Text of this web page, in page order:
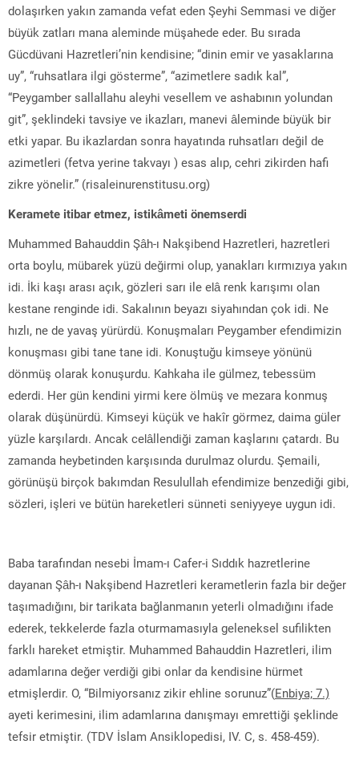
dolaşırken yakın zamanda vefat eden Şeyhi Semmasi ve diğer
büyük zatları mana aleminde müşahede eder. Bu sırada
Gücdüvani Hazretleri’nin kendisine; “dinin emir ve yasaklarına
uy”, “ruhsatlara ilgi gösterme”, “azimetlere sadık kal”,
“Peygamber sallallahu aleyhi vesellem ve ashabının yolundan
git”, şeklindeki tavsiye ve ikazları, manevi âleminde büyük bir
etki yapar. Bu ikazlardan sonra hayatında ruhsatları değil de
azimetleri (fetva yerine takvayı ) esas alıp, cehri zikirden hafi
zikre yönelir.” (risaleinurenstitusu.org)
Keramete itibar etmez, istikâmeti önemserdi
Muhammed Bahauddin Şâh-ı Nakşibend Hazretleri, hazretleri
orta boylu, mübarek yüzü değirmi olup, yanakları kırmızıya yakın
idi. İki kaşı arası açık, gözleri sarı ile elâ renk karışımı olan
kestane renginde idi. Sakalının beyazı siyahından çok idi. Ne
hızlı, ne de yavaş yürürdü. Konuşmaları Peygamber efendimizin
konuşması gibi tane tane idi. Konuştuğu kimseye yönünü
dönmüş olarak konuşurdu. Kahkaha ile gülmez, tebessüm
ederdi. Her gün kendini yirmi kere ölmüş ve mezara konmuş
olarak düşünürdü. Kimseyi küçük ve hakîr görmez, daima güler
yüzle karşılardı. Ancak celâllendiği zaman kaşlarını çatardı. Bu
zamanda heybetinden karşısında durulmaz olurdu. Şemaili,
görünüşü birçok bakımdan Resulullah efendimize benzediği gibi,
sözleri, işleri ve bütün hareketleri sünneti seniyyeye uygun idi.
Baba tarafından nesebi İmam-ı Cafer-i Sıddık hazretlerine
dayanan Şâh-ı Nakşibend Hazretleri kerametlerin fazla bir değer
taşımadığını, bir tarikata bağlanmanın yeterli olmadığını ifade
ederek, tekkelerde fazla oturmamasıyla geleneksel sufilikten
farklı hareket etmiştir. Muhammed Bahauddin Hazretleri, ilim
adamlarına değer verdiği gibi onlar da kendisine hürmet
etmişlerdir. O, “Bilmiyorsanız zikir ehline sorunuz”(Enbiya; 7.)
ayeti kerimesini, ilim adamlarına danışmayı emrettiği şeklinde
tefsir etmiştir. (TDV İslam Ansiklopedisi, IV. C, s. 458-459).